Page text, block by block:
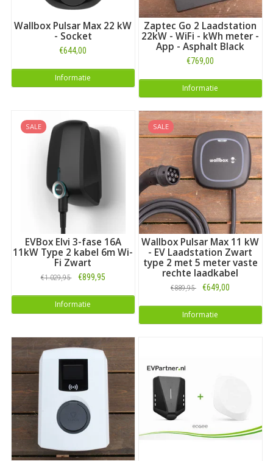
Wallbox Pulsar Max 22 kW
- Socket
€644,00
Informatie
Zaptec Go 2 Laadstation
22kW - WiFi - kWh meter -
App - Asphalt Black
€769,00
Informatie
SALE
EVBox Elvi 3-fase 16A
11kW Type 2 kabel 6m Wi-
Fi Zwart
€1.029,95 €899,95
Informatie
SALE
Wallbox Pulsar Max 11 kW
- EV Laadstation Zwart
type 2 met 5 meter vaste
rechte laadkabel
€889,95 €649,00
Informatie